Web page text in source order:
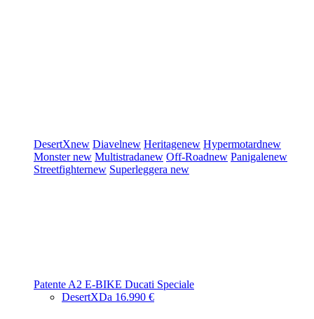
DesertXnew Diavelnew Heritagenew Hypermotardnew
Monsternew Multistradanew Off-Roadnew Panigalenew
Streetfighternew Superleggera new
Patente A2 E-BIKE Ducati Speciale
DesertXDa 16.990 €